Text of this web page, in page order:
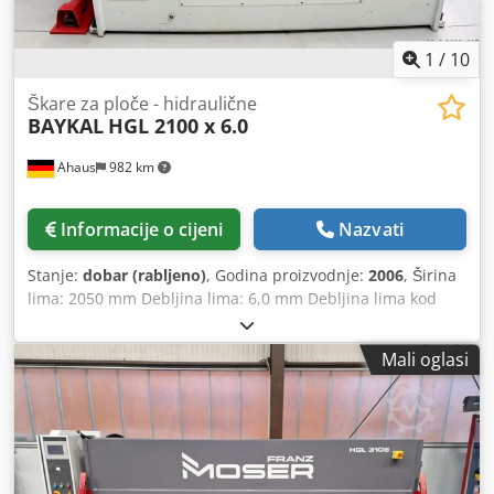
1 / 10
Ahaus 982 km
Škare za ploče - hidraulične
BAYKAL HGL 2100 x 6.0
Informacije o cijeni Nazvati
Stanje: dobar (rabljeno), Godina proizvodnje: 2006, Širina
lima: 2050 mm Debljina lima: 6,0 mm Debljina lima kod
nehrđajućeg čelika: 4,0 mm Razmak nosača: 2100 mm Broj
držača: 12 kom Maksimalni broj hodova: 26 hodova/min
Kut rezanja: 1,6° Stražnji graničnik - podesiv, 750 mm
Upravljanje: ELGO Količina ulja: 120 litara Ukupna
potrebna snaga: 11,0 kW Težina: 3900 kg Dimenzije (D-Š-V):
2860 x 2100 x 1560 mm samo oko 400 radnih sati (!!) Nova
cijena: oko 30.000 eura Posebna cijena na upit Oprema: -
robusna elektro-hidraulična škarena škara - ELGO digitalni
Mali oglasi